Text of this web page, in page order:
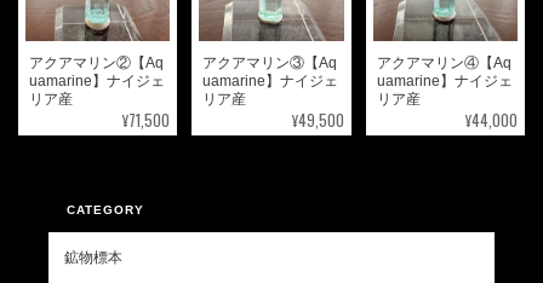
アクアマリン②【Aq
uamarine】ナイジェ
リア産
¥71,500
アクアマリン③【Aq
uamarine】ナイジェ
リア産
¥49,500
アクアマリン④【Aq
uamarine】ナイジェ
リア産
¥44,000
CATEGORY
鉱物標本